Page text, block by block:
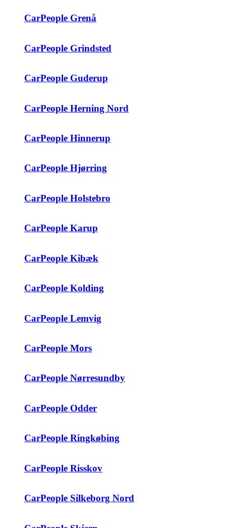
CarPeople Grenå
CarPeople Grindsted
CarPeople Guderup
CarPeople Herning Nord
CarPeople Hinnerup
CarPeople Hjørring
CarPeople Holstebro
CarPeople Karup
CarPeople Kibæk
CarPeople Kolding
CarPeople Lemvig
CarPeople Mors
CarPeople Nørresundby
CarPeople Odder
CarPeople Ringkøbing
CarPeople Risskov
CarPeople Silkeborg Nord